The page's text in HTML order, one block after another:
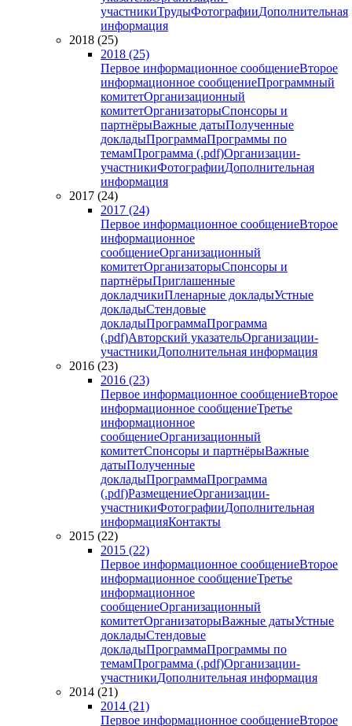
участникиТрудыФотографииДополнительная
информация
2018 (25)
2018 (25)
Первое информационное сообщениеВторое
информационное сообщениеПрограммный
комитетОрганизационный
комитетОрганизаторыСпонсоры и
партнёрыВажные датыПолученные
докладыПрограммаПрограммы по
темамПрограмма (.pdf)Организации-
участникиФотографииДополнительная
информация
2017 (24)
2017 (24)
Первое информационное сообщениеВторое
информационное
сообщениеОрганизационный
комитетОрганизаторыСпонсоры и
партнёрыПриглашенные
докладчикиПленарные докладыУстные
докладыСтендовые
докладыПрограммаПрограмма
(.pdf)Авторский указательОрганизации-
участникиДополнительная информация
2016 (23)
2016 (23)
Первое информационное сообщениеВторое
информационное сообщениеТретье
информационное
сообщениеОрганизационный
комитетСпонсоры и партнёрыВажные
датыПолученные
докладыПрограммаПрограмма
(.pdf)РазмещениеОрганизации-
участникиФотографииДополнительная
информацияКонтакты
2015 (22)
2015 (22)
Первое информационное сообщениеВторое
информационное сообщениеТретье
информационное
сообщениеОрганизационный
комитетОрганизаторыВажные датыУстные
докладыСтендовые
докладыПрограммаПрограммы по
темамПрограмма (.pdf)Организации-
участникиДополнительная информация
2014 (21)
2014 (21)
Первое информационное сообщениеВторое